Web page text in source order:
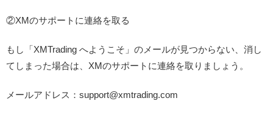
②XMのサポートに連絡を取る
もし「XMTrading へようこそ」のメールが見つからない、消し
てしまった場合は、XMのサポートに連絡を取りましょう。
メールアドレス：support@xmtrading.com